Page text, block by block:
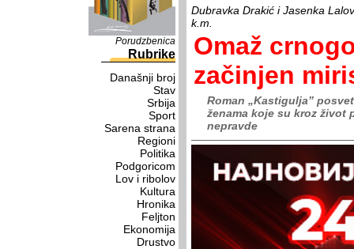
Porudzbenica
Rubrike
Današnji broj
Stav
Srbija
Sport
Sarena strana
Regioni
Politika
Podgoricom
Lov i ribolov
Kultura
Hronika
Feljton
Ekonomija
Drustvo
Dubravka Drakić i Jasenka
k.m.
Omaž
začinjen
Roman „Kastigulja”
ženama koje su kroz život
nepravde